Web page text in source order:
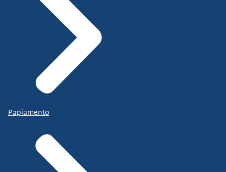
Papiamento